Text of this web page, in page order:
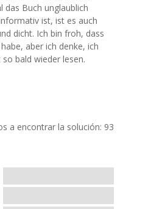
das Buch unglaublich
ist, ist es auch
dicht. Ich bin froh, dass
aber ich denke, ich
bald wieder lesen.